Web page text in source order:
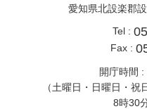
愛知県北設楽郡
Tel :
Fax :
開庁時間
（土曜日・日曜日・祝
8時30